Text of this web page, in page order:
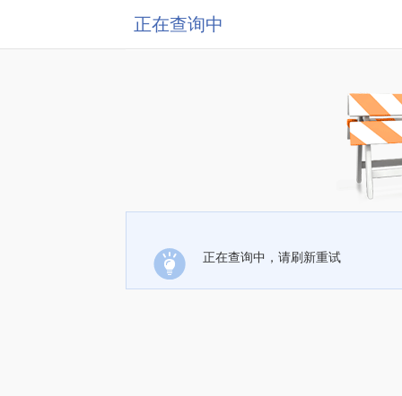
正在查询中
正在查询中，请刷新重试